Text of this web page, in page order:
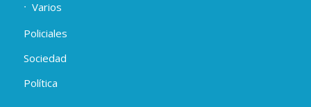
Varios
Policiales
Sociedad
Política